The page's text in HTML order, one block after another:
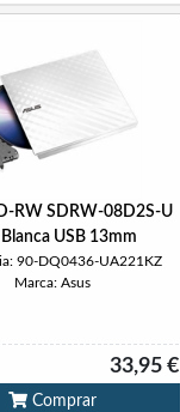
RW SDRW-08D2S-U
USB 13mm
90-DQ0436-UA221KZ
Marca: Asus
33,95 €
Comprar